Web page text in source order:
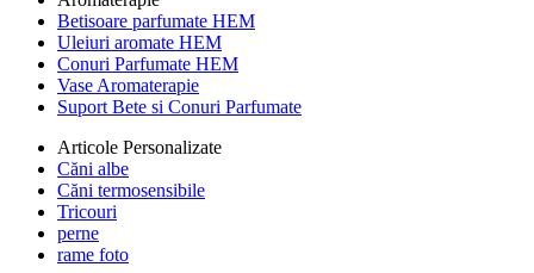
Betisoare parfumate HEM
Uleiuri aromate HEM
Conuri Parfumate HEM
Vase Aromaterapie
Suport Bete si Conuri Parfumate
Articole Personalizate
Căni albe
Căni termosensibile
Tricouri
perne
rame foto